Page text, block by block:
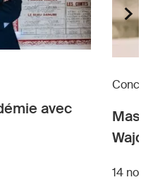
avec
Wajdi
14